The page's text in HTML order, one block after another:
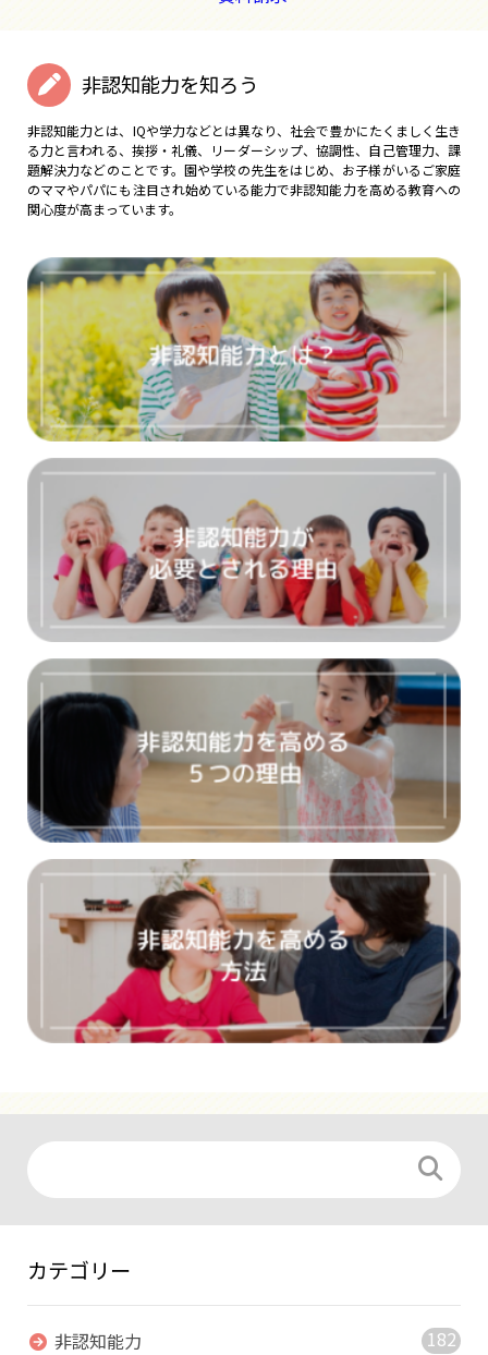
非認知能力を知ろう
非認知能力とは、IQや学力などとは異なり、社会で豊かにたくましく生き
る力と言われる、挨拶・礼儀、リーダーシップ、協調性、自己管理力、課
題解決力などのことです。園や学校の先生をはじめ、お子様がいるご家庭
のママやパパにも注目され始めている能力で非認知能力を高める教育への
関心度が高まっています。
カテゴリー
非認知能力
182